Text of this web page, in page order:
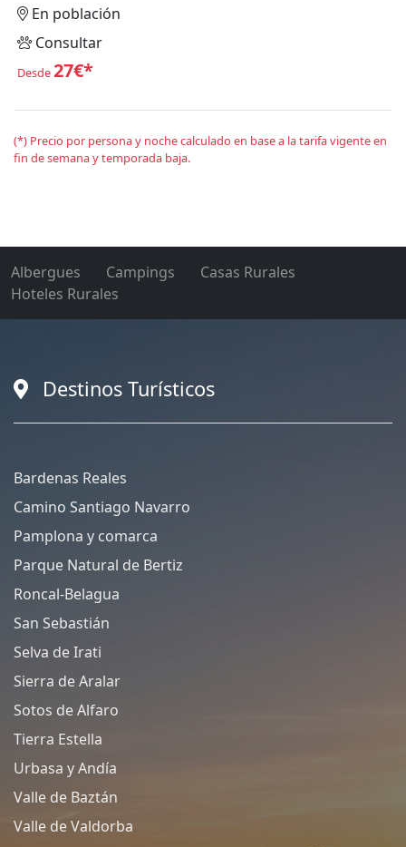
En población
Consultar
Desde27€*
(*) Precio por persona y noche calculado en base a la tarifa vigente en
fin de semana y temporada baja.
Albergues Campings
Casas Rurales
Hoteles Rurales
Destinos Turísticos
Bardenas Reales
Camino Santiago Navarro
Pamplona y comarca
Parque Natural de Bertiz
Roncal-Belagua
San Sebastián
Selva de Irati
Sierra de Aralar
Sotos de Alfaro
Tierra Estella
Urbasa y Andía
Valle de Baztán
Valle de Valdorba